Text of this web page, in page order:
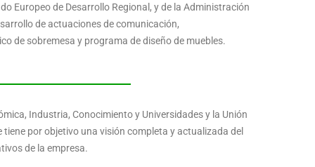
Europeo de Desarrollo Regional, y de la Administración
de actuaciones de comunicación,
de sobremesa y programa de diseño de muebles.
Industria, Conocimiento y Universidades y la Unión
por objetivo una visión completa y actualizada del
de la empresa.